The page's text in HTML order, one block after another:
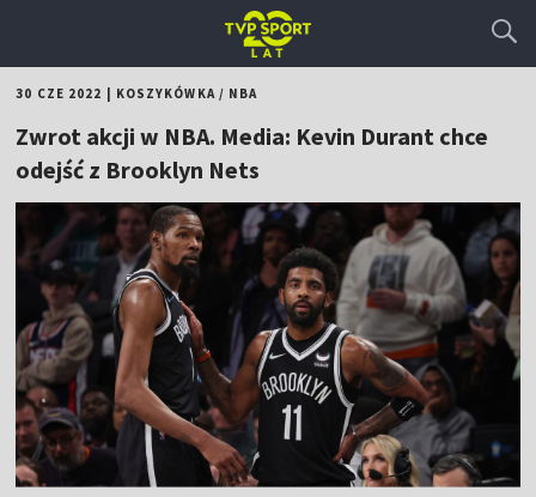
30 CZE 2022 KOSZYKÓWKA/ NBA
Zwrot akcji w NBA. Media: Kevin Durant chce
odejść z Brooklyn Nets